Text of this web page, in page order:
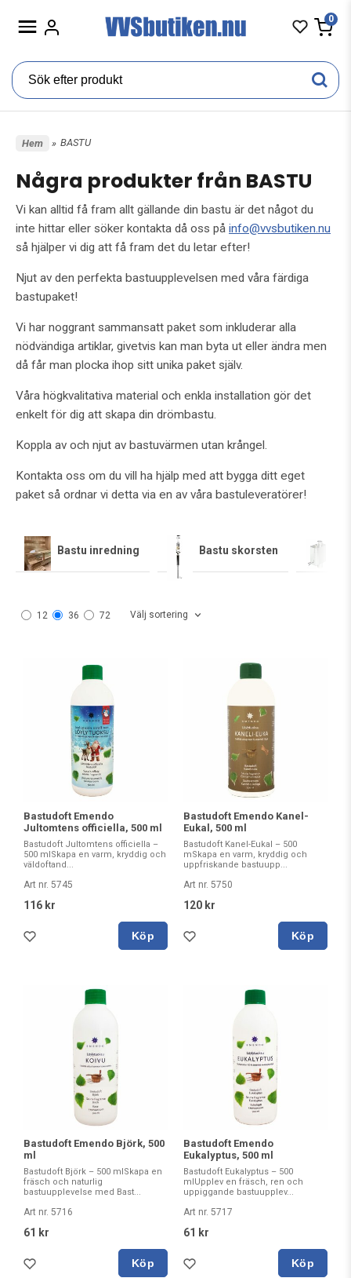
0
Hem » BASTU
Några produkter från BASTU
Vi kan alltid få fram allt gällande din bastu är det något du
inte hittar eller söker kontakta då oss på info@vvsbutiken.nu
så hjälper vi dig att få fram det du letar efter!
Njut av den perfekta bastuupplevelsen med våra färdiga
bastupaket!
Vi har noggrant sammansatt paket som inkluderar alla
nödvändiga artiklar, givetvis kan man byta ut eller ändra men
då får man plocka ihop sitt unika paket själv.
Våra högkvalitativa material och enkla installation gör det
enkelt för dig att skapa din drömbastu.
Koppla av och njut av bastuvärmen utan krångel.
Kontakta oss om du vill ha hjälp med att bygga ditt eget
paket så ordnar vi detta via en av våra bastuleveratörer!
Bastu inredning Bastu skorsten
12 36 72 Välj sortering
Bastudoft Emendo
Jultomtens officiella, 500 ml
Bastudoft Jultomtens officiella –
500 mlSkapa en varm, kryddig och
väldoftand...
Art nr. 5745
116 kr
Köp
Bastudoft Emendo Kanel-
Eukal, 500 ml
Bastudoft Kanel-Eukal – 500
mSkapa en varm, kryddig och
uppfriskande bastuupp...
Art nr. 5750
120 kr
Köp
Bastudoft Emendo Björk, 500
ml
Bastudoft Björk – 500 mlSkapa en
fräsch och naturlig
bastuupplevelse med Bast...
Art nr. 5716
61 kr
Köp
Bastudoft Emendo
Eukalyptus, 500 ml
Bastudoft Eukalyptus – 500
mlUpplev en fräsch, ren och
uppiggande bastuupplev...
Art nr. 5717
61 kr
Köp